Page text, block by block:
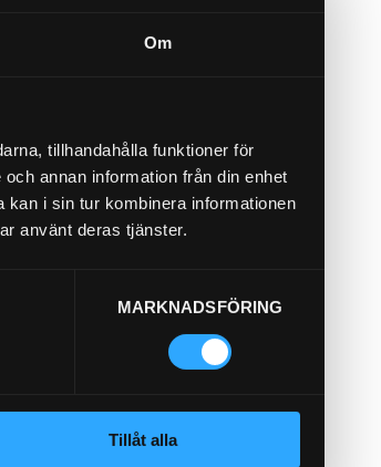
Om
tillhandahålla funktioner för
annan information från din enhet
i sin tur kombinera informationen
använt deras tjänster.
MARKNADSFÖRING
Tillåt alla